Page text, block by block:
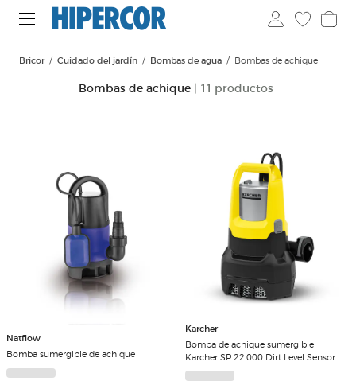
Bricor Cuidado del jardín Bombas de agua Bombas de achique
Bombas de achique | 11 productos
Natflow
Bomba sumergible de achique
Karcher
Bomba de achique sumergible
Karcher SP 22.000 Dirt Level Sensor